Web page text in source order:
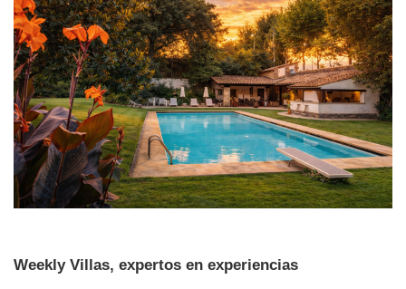
Weekly Villas, expertos en experiencias